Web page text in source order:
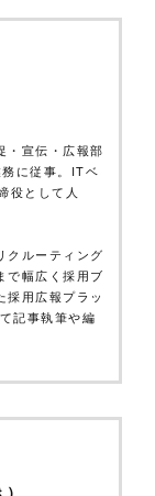
・宣伝・広報部
に従事。ITベ
役として人
クルーティング
で幅広く採用ブ
採用広報プラッ
記事執筆や編